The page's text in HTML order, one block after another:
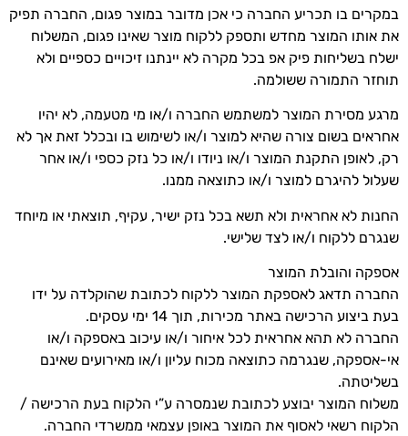
במקרים בו תכריע החברה כי אכן מדובר במוצר פגום, החברה תפיק
את אותו המוצר מחדש ותספק ללקוח מוצר שאינו פגום, המשלוח
ישלח בשליחות פיק אפ בכל מקרה לא יינתנו זיכויים כספיים ולא
תוחזר התמורה ששולמה.
מרגע מסירת המוצר למשתמש החברה ו/או מי מטעמה, לא יהיו
אחראים בשום צורה שהיא למוצר ו/או לשימוש בו ובכלל זאת אך לא
רק, לאופן התקנת המוצר ו/או ניודו ו/או כל נזק כספי ו/או אחר
שעלול להיגרם למוצר ו/או כתוצאה ממנו.
החנות לא אחראית ולא תשא בכל נזק ישיר, עקיף, תוצאתי או מיוחד
שנגרם ללקוח ו/או לצד שלישי.
אספקה והובלת המוצר
החברה תדאג לאספקת המוצר ללקוח לכתובת שהוקלדה על ידו
בעת ביצוע הרכישה באתר מכירות, תוך 14 ימי עסקים.
החברה לא תהא אחראית לכל איחור ו/או עיכוב באספקה ו/או
אי-אספקה, שנגרמה כתוצאה מכוח עליון ו/או מאירועים שאינם
בשליטתה.
משלוח המוצר יבוצע לכתובת שנמסרה ע”י הלקוח בעת הרכישה /
הלקוח רשאי לאסוף את המוצר באופן עצמאי ממשרדי החברה.